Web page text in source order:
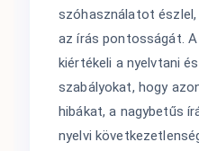
szóhasználatot
az írás pontosságát. A
kiértékeli a nyelvtani
szabályokat, hogy
hibákat, a nagybetűs
nyelvi